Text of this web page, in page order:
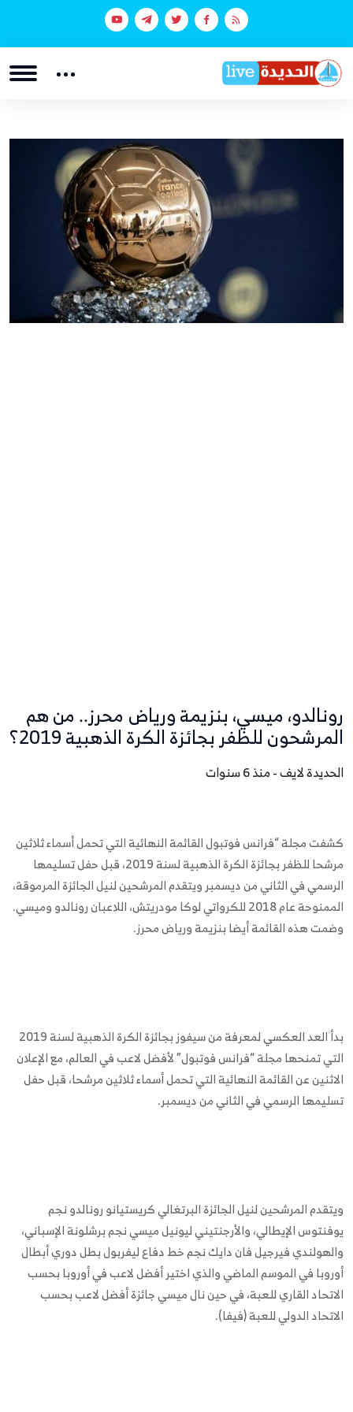
رونالدو، ميسي، بنزيمة ورياض محرز.. من هم
المرشحون للظفر بجائزة الكرة الذهبية 2019؟
الحديدة لايف - منذ 6 سنوات
كشفت مجلة “فرانس فوتبول القائمة النهائية التي تحمل أسماء ثلاثين
مرشحا للظفر بجائزة الكرة الذهبية لسنة 2019، قبل حفل تسليمها
الرسمي في الثاني من ديسمبر ويتقدم المرشحين لنيل الجائزة المرموقة،
الممنوحة عام 2018 للكرواتي لوكا مودريتش، اللاعبان رونالدو وميسي.
وضمت هذه القائمة أيضا بنزيمة ورياض محرز.
بدأ العد العكسي لمعرفة من سيفوز بجائزة الكرة الذهبية لسنة 2019
التي تمنحها مجلة “فرانس فوتبول” لأفضل لاعب في العالم، مع الإعلان
الاثنين عن القائمة النهائية التي تحمل أسماء ثلاثين مرشحا، قبل حفل
تسليمها الرسمي في الثاني من ديسمبر.
ويتقدم المرشحين لنيل الجائزة البرتغالي كريستيانو رونالدو نجم
يوفنتوس الإيطالي، والأرجنتيني ليونيل ميسي نجم برشلونة الإسباني،
والهولندي فيرجيل فان دايك نجم خط دفاع ليفربول بطل دوري أبطال
أوروبا في الموسم الماضي والذي اختير أفضل لاعب في أوروبا بحسب
الاتحاد القاري للعبة، في حين نال ميسي جائزة أفضل لاعب بحسب
الاتحاد الدولي للعبة (فيفا).